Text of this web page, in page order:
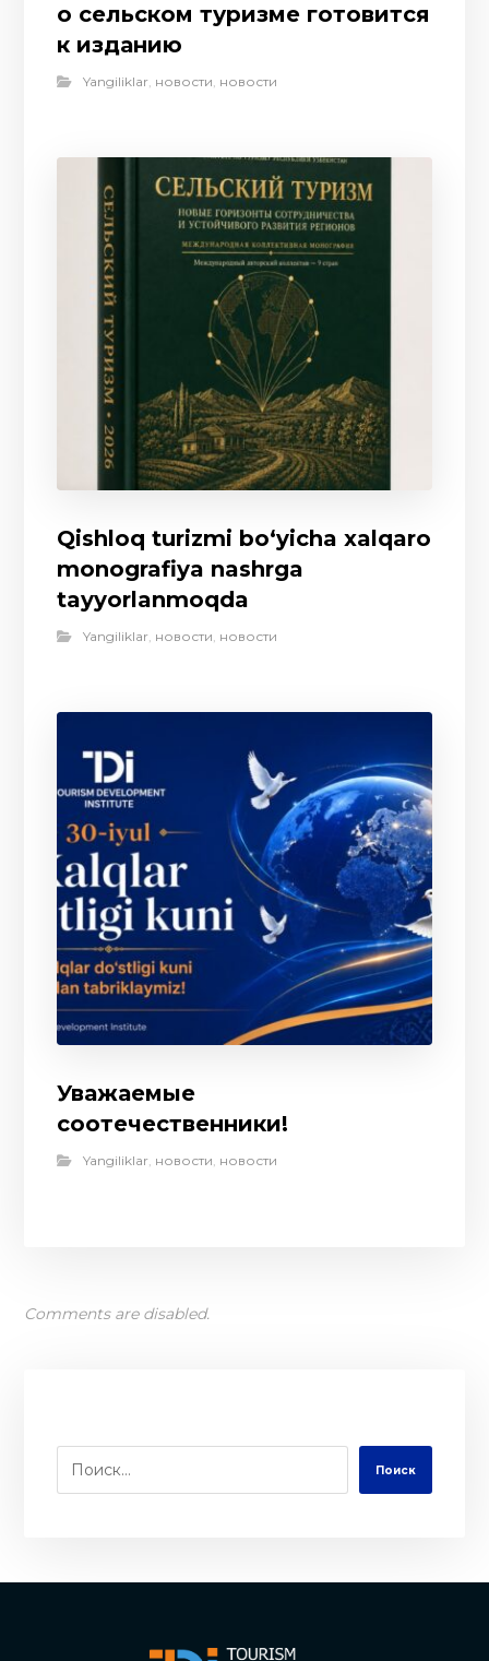
о сельском туризме готовится
к изданию
Yangiliklar, новости, новости
Qishloq turizmi bo‘yicha xalqaro
monografiya nashrga
tayyorlanmoqda
Yangiliklar, новости, новости
Уважаемые
соотечественники!
Yangiliklar, новости, новости
Comments are disabled.
Поиск